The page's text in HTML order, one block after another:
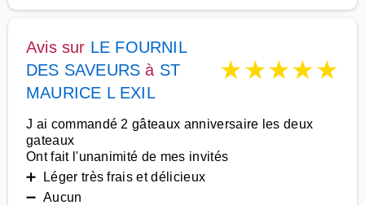
Avis sur LE FOURNIL
DES SAVEURS à ST
MAURICE L EXIL
★★★★★
J ai commandé 2 gâteaux anniversaire les deux
gateaux
Ont fait l'unanimité de mes invités
➕ Léger très frais et délicieux
➖ Aucun